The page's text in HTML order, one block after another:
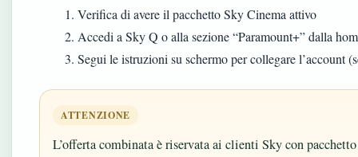
Verifica di avere il pacchetto Sky Cinema attivo
Accedi a Sky Q o alla sezione “Paramount+” dalla
Segui le istruzioni su schermo per collegare l’account
ATTENZIONE
L’offerta combinata è riservata ai clienti Sky con